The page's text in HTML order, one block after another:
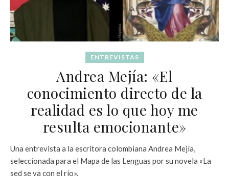
ENTREVISTAS
Andrea Mejía: «El
conocimiento directo de la
realidad es lo que hoy me
resulta emocionante»
Una entrevista a la escritora colombiana Andrea Mejía,
seleccionada para el Mapa de las Lenguas por su novela «La
sed se va con el río».